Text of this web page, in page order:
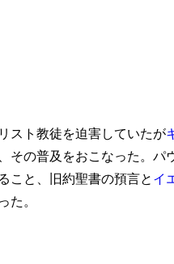
スト教徒を迫害していたが
その普及をおこなった。パ
こと、旧約聖書の預言と イ
た。